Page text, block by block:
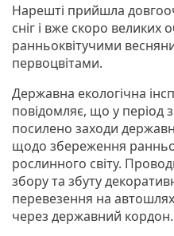
Нарешті прийшла
сніг і вже скоро великих
ранньоквітучими
первоцвітами.
Державна екологічна
повідомляє, що у період
посилено заходи
щодо збереження
рослинного світу.
збору та збуту
перевезення на
через державний кордон.